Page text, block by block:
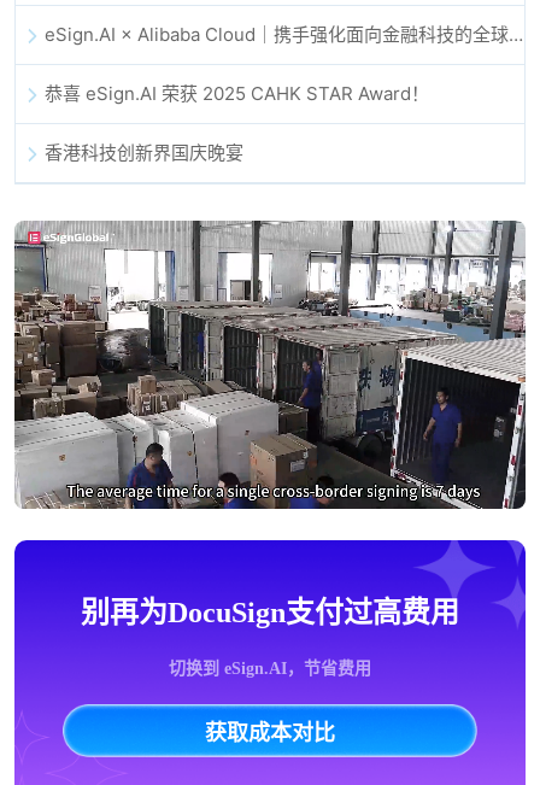
eSign.AI × Alibaba Cloud｜携手强化面向金融科技的全球数字信任
恭喜 eSign.AI 荣获 2025 CAHK STAR Award！
香港科技创新界国庆晚宴
别再为DocuSign支付过高费用
切换到 eSign.AI，节省费用
获取成本对比